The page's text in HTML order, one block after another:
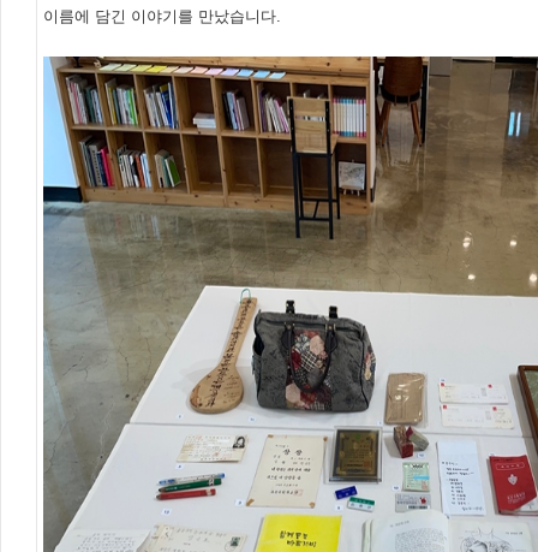
이름에 담긴 이야기를 만났습니다.